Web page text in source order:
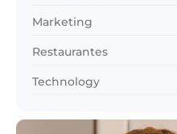
Marketing
Restaurantes
Technology